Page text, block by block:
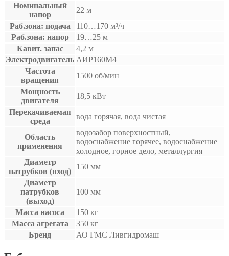
Номинальный
напор
22 м
Раб.зона: подача
110…170 м³/ч
Раб.зона: напор
19…25 м
Кавит. запас
4,2 м
Электродвигатель АИР160М4
Частота
вращения
1500 об/мин
Мощность
двигателя
18,5 кВт
Перекачиваемая
среда
вода горячая, вода чистая
Область
применения
водозабор поверхностный,
водоснабжение горячее, водоснабжение
холодное, горное дело, металлургия
Диаметр
патрубков (вход)
150 мм
Диаметр
патрубков
(выход)
100 мм
Масса насоса
150 кг
Масса агрегата
350 кг
Бренд
АО ГМС Ливгидромаш